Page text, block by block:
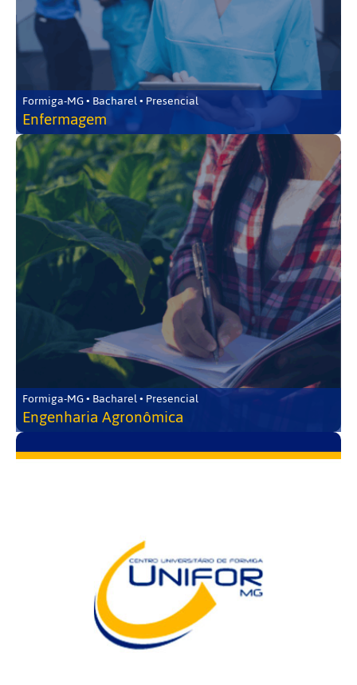
Formiga-MG • Bacharel • Presencial
Enfermagem
Formiga-MG • Bacharel • Presencial
Engenharia Agronômica